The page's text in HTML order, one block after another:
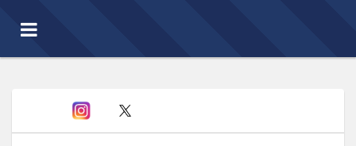
Toggle
navigation